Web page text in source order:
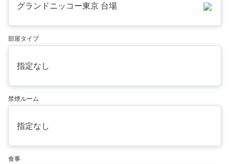
グランドニッコー東京 台場
部屋タイプ
指定なし
禁煙ルーム
指定なし
食事